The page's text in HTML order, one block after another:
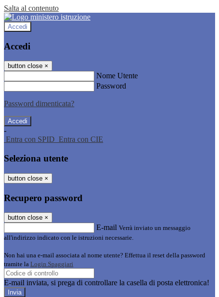
Salta al contenuto
Accedi
Accedi
button close ×
Nome Utente
Password
Password dimenticata?
-
Entra con SPID Entra con CIE
Seleziona utente
button close ×
Recupero password
button close ×
E-mail Verrà inviato un messaggio
all'indirizzo indicato con le istruzioni necessarie.
Non hai una e-mail associata al nome utente? Effettua il reset della password
tramite la Login Spaggiari
E-mail inviata, si prega di controllare la casella di posta elettronica!